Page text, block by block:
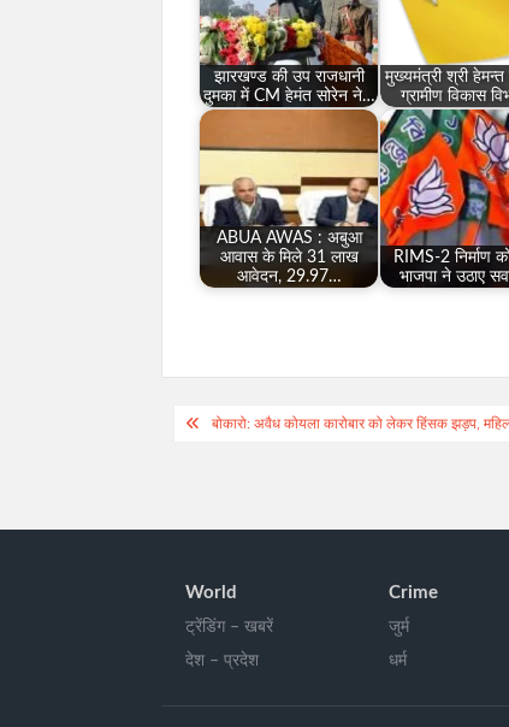
झारखण्ड की उप राजधानी
दुमका में CM हेमंत सोरेन ने…
मुख्यमंत्री श्री
ग्रामीण विकास
ABUA AWAS : अबुआ
आवास के मिले 31 लाख
आवेदन, 29.97…
RIMS-2 निर्माण
भाजपा ने उठाए
Postबोकारो: अवैध कोयला कारोबार को लेकर हिंसक झड़प,
World
ट्रेंडिंग – खबरें
देश – प्रदेश
Crime
जुर्म
धर्म